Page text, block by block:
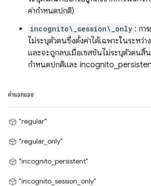
ค่ากำหนดปกติ)
incognito\_session\_only : กา
ไม่ระบุตัวตนซึ่งตั้งค่าได้เฉพาะในระหว่
และจะถูกลบเมื่อเซสชันไม่ระบุตัวตนสิ้
กำหนดปกติและ
ค่าแจกแจง
"regular"
"regular_only"
"incognito_persistent"
"incognito_session_only"